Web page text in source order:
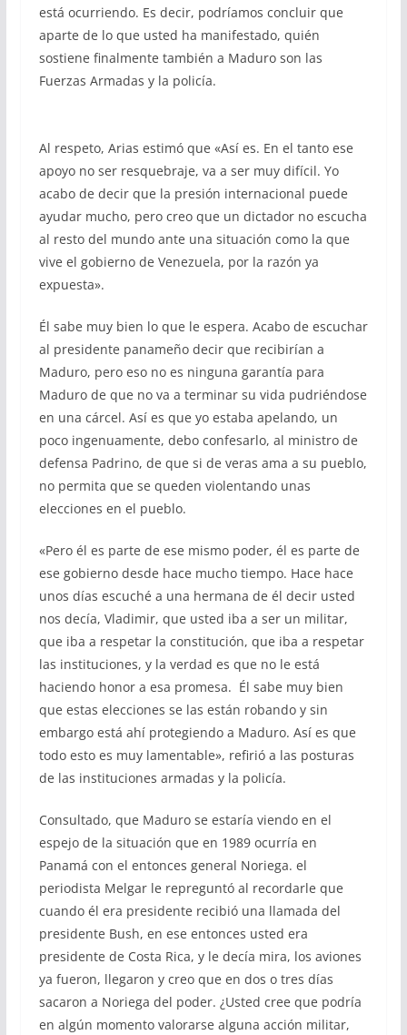
está ocurriendo. Es decir, podríamos concluir que
aparte de lo que usted ha manifestado, quién
sostiene finalmente también a Maduro son las
Fuerzas Armadas y la policía.
Al respeto, Arias estimó que «Así es. En el tanto ese
apoyo no ser resquebraje, va a ser muy difícil. Yo
acabo de decir que la presión internacional puede
ayudar mucho, pero creo que un dictador no escucha
al resto del mundo ante una situación como la que
vive el gobierno de Venezuela, por la razón ya
expuesta».
Él sabe muy bien lo que le espera. Acabo de escuchar
al presidente panameño decir que recibirían a
Maduro, pero eso no es ninguna garantía para
Maduro de que no va a terminar su vida pudriéndose
en una cárcel. Así es que yo estaba apelando, un
poco ingenuamente, debo confesarlo, al ministro de
defensa Padrino, de que si de veras ama a su pueblo,
no permita que se queden violentando unas
elecciones en el pueblo.
«Pero él es parte de ese mismo poder, él es parte de
ese gobierno desde hace mucho tiempo. Hace hace
unos días escuché a una hermana de él decir usted
nos decía, Vladimir, que usted iba a ser un militar,
que iba a respetar la constitución, que iba a respetar
las instituciones, y la verdad es que no le está
haciendo honor a esa promesa. Él sabe muy bien
que estas elecciones se las están robando y sin
embargo está ahí protegiendo a Maduro. Así es que
todo esto es muy lamentable», refirió a las posturas
de las instituciones armadas y la policía.
Consultado, que Maduro se estaría viendo en el
espejo de la situación que en 1989 ocurría en
Panamá con el entonces general Noriega. el
periodista Melgar le repreguntó al recordarle que
cuando él era presidente recibió una llamada del
presidente Bush, en ese entonces usted era
presidente de Costa Rica, y le decía mira, los aviones
ya fueron, llegaron y creo que en dos o tres días
sacaron a Noriega del poder. ¿Usted cree que podría
en algún momento valorarse alguna acción militar,